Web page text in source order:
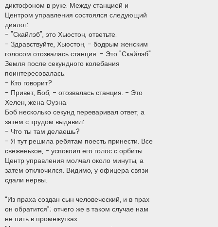
диктофоном в руке. Между станцией и
Центром управления состоялся следующий
диалог:
- "Скайлэб", это Хьюстон, ответьте.
- Здравствуйте, Хьюстон, - бодрым женским
голосом отозвалась станция. - Это "Скайлэб".
Земля после секундного колебания
поинтересовалась:
- Кто говорит?
- Привет, Боб, - отозвалась станция. - Это
Хелен, жена Оуэна.
Боб несколько секунд переваривал ответ, а
затем с трудом выдавил:
- Что ты там делаешь?
- Я тут решила ребятам поесть принести. Все
свеженькое, - успокоил его голос с орбиты.
Центр управления молчал около минуты, а
затем отключился. Видимо, у офицера связи
сдали нервы.
“Из праха создан сын человеческий, и в прах
он обратится”; отчего же в таком случае нам
не пить в промежутках